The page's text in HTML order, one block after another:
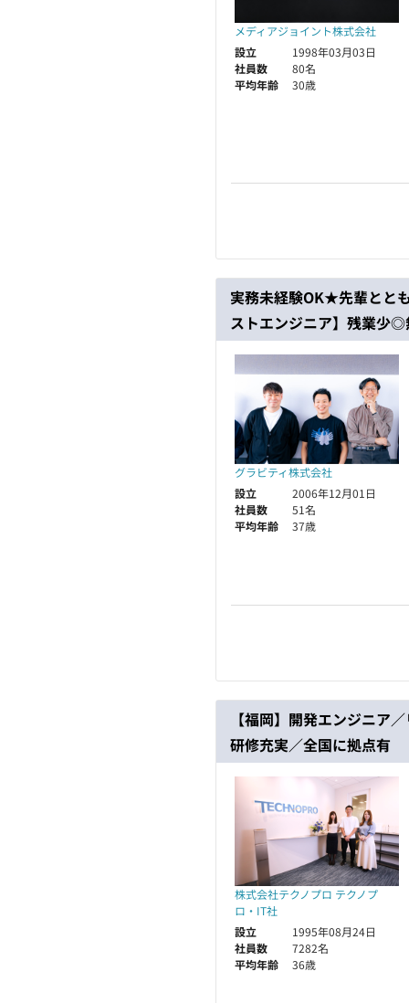
メディアジョイント株式会社
設立
1998年03月03日
社員数
80名
平均年齢
30歳
実務未経験OK★先輩とと
ストエンジニア】残業少
グラビティ株式会社
設立
2006年12月01日
社員数
51名
平均年齢
37歳
【福岡】開発エンジニア
研修充実／全国に拠点有
株式会社テクノプロ テクノプ
ロ・IT社
設立
1995年08月24日
社員数
7282名
平均年齢
36歳